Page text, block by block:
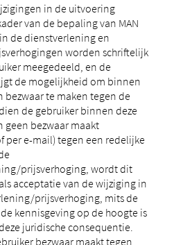
in de uitvoering
van de bepaling van MAN
de dienstverlening en
worden schriftelijk
meegedeeld, en de
de mogelijkheid om binnen
bezwaar te maken tegen de
de gebruiker binnen deze
geen bezwaar maakt
per e-mail) tegen een redelijke
prijsverhoging, wordt dit
acceptatie van de wijziging in
prijsverhoging, mits de
kennisgeving op de hoogte is
juridische consequentie.
bezwaar maakt tegen